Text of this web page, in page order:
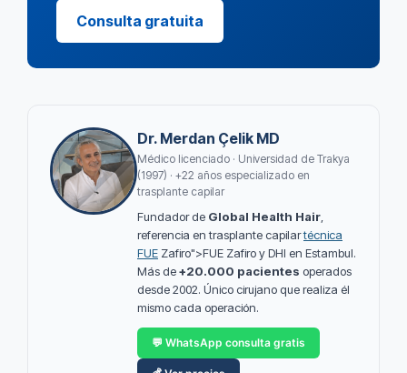
Consulta gratuita
Dr. Merdan Çelik MD
Médico licenciado · Universidad de Trakya
(1997) · +22 años especializado en
trasplante capilar
Fundador de Global Health Hair
referencia en trasplante capilartécnica
FUE Zafiro">FUE Zafiro y DHI en Estambul.
Más de+20.000 pacientes operados
desde 2002. Único cirujano que realiza él
mismo cada operación.
💬 WhatsApp consulta gratis